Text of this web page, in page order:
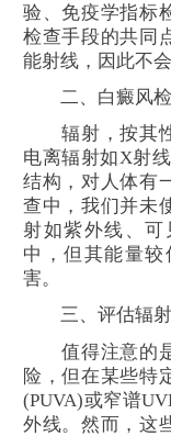
验、免疫学指标
检查手段的共同
能射线，因此不
二、白癜风检
辐射，按其性
电离辐射如X射
结构，对人体有
查中，我们并未
射如紫外线、
中，但其能量
害。
三、评估辐射
值得注意的是
险，但在某些特
(PUVA)或窄谱
外线。然而，这